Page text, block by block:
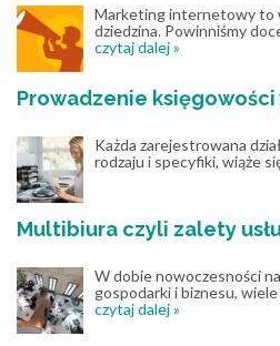
Marketing internetowy to
dziedzina. Powinniśmy
czytaj dalej »
Prowadzenie księgowości
Każda zarejestrowana
rodzaju i specyfiki, wiąże
Multibiura czyli zalety
W dobie nowoczesności
gospodarki i biznesu,
czytaj dalej »